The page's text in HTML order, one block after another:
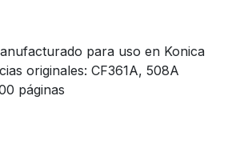
para uso en Konica
originales: CF361A, 508A
páginas